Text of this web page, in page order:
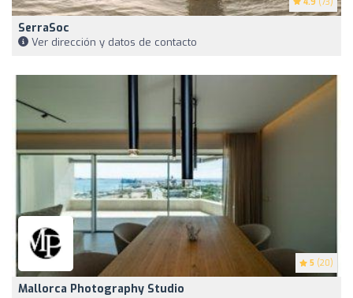
SerraSoc
Ver dirección y datos de contacto
5 (20)
Mallorca Photography Studio